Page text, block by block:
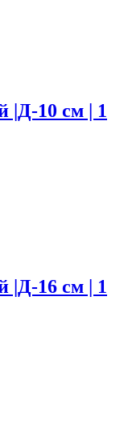
|Д-10 см | 1
|Д-16 см | 1